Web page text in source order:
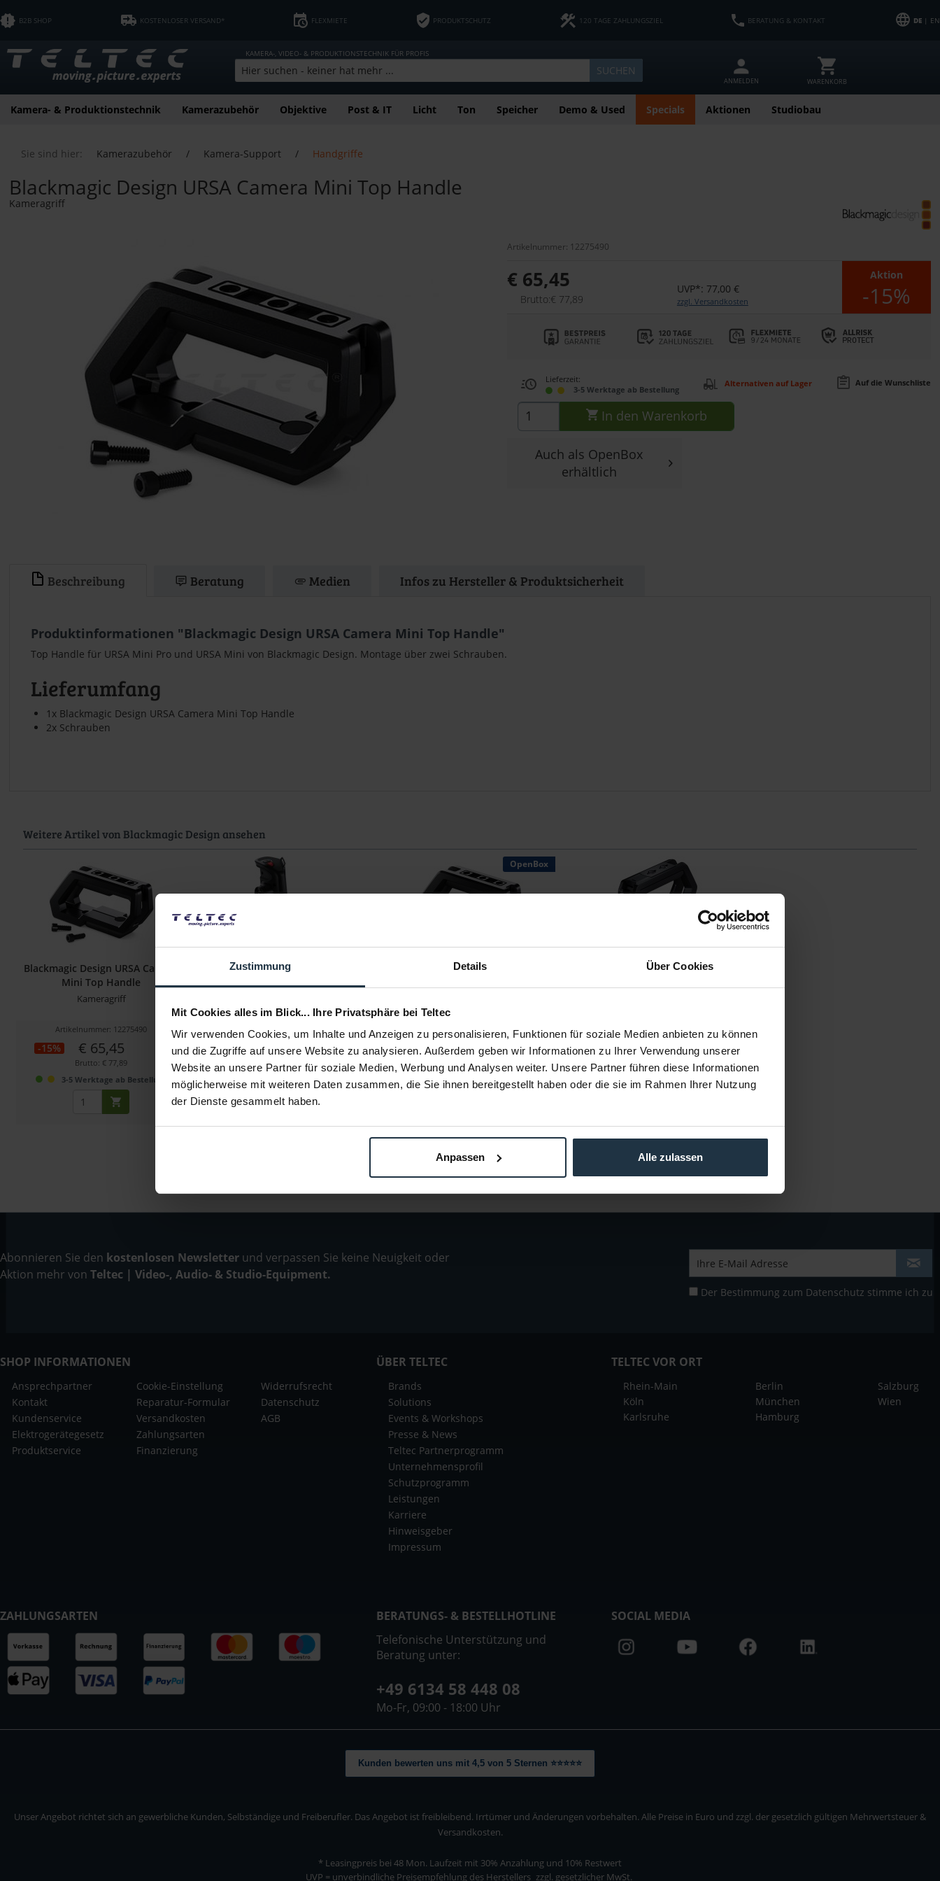
Zustimmung Details Über Cookies
Mit Cookies alles im Blick... Ihre Privatsphäre bei Teltec
Wir verwenden Cookies, um Inhalte und Anzeigen zu personalisieren, Funktionen für soziale Medien anbieten zu können
und die Zugriffe auf unsere Website zu analysieren. Außerdem geben wir Informationen zu Ihrer Verwendung unserer
Website an unsere Partner für soziale Medien, Werbung und Analysen weiter. Unsere Partner führen diese Informationen
möglicherweise mit weiteren Daten zusammen, die Sie ihnen bereitgestellt haben oder die sie im Rahmen Ihrer Nutzung
der Dienste gesammelt haben.
Anpassen Alle zulassen
B2B SHOP KOSTENLOSER VERSAND* FLEXMIETE PRODUKTSCHUTZ 120 TAGE ZAHLUNGSZIEL BERATUNG & KONTAKT DE| EN
KAMERA-, VIDEO- & PRODUKTIONSTECHNIK FÜR PROFIS
SUCHEN
ANMELDEN WARENKORB
Kamera- & Produktionstechnik Kamerazubehör Objektive Post & IT Licht Ton Speicher Demo & Used Specials Aktionen Studiobau
Sie sind hier: Kamerazubehör / Kamera-Support / Handgriffe
Blackmagic Design URSA Camera Mini Top Handle
Kameragriff
Artikelnummer: 12275490
€ 65,45
Brutto:€ 77,89
UVP*: 77,00 €
zzgl. Versandkosten
Aktion
-15%
Lieferzeit:
3-5 Werktage ab Bestellung
Alternativen auf Lager Auf die Wunschliste
In den Warenkorb
Auch als OpenBox
erhältlich
Beschreibung Beratung Medien Infos zu Hersteller & Produktsicherheit
Produktinformationen "Blackmagic Design URSA Camera Mini Top Handle"
Top Handle für URSA Mini Pro und URSA Mini von Blackmagic Design. Montage über zwei Schrauben.
Lieferumfang
1x Blackmagic Design URSA Camera Mini Top Handle
2x Schrauben
Weitere Artikel von Blackmagic Design ansehen
Blackmagic Design URSA Camera
Mini Top Handle
Kameragriff
Artikelnummer: 12275490
-15% € 65,45
Brutto: € 77,89
3-5 Werktage ab Bestellung
Blackmagic Design Handgriff für
350mm & 180mm
Artikelnummer: 12272755
-15% € 152,15
Brutto: € 181,06
3-5 Werktage ab Bestellung
OpenBox
Blackmagic Design URSA Camera
Artikelnummer: 12302284
-27% € 62,18
Brutto: € 73,99
sofort ab Lager
Blackmagic Design URSA Cine
Artikelnummer: 12326920
-15% € 169,15
Brutto: € 201,29
3-5 Werktage ab Bestellung
Abonnieren Sie den kostenlosen Newsletter und verpassen Sie keine Neuigkeit oder
Aktion mehr von Teltec | Video-, Audio- & Studio-Equipment.
Der Bestimmung zum Datenschutz stimme ich zu
SHOP INFORMATIONEN
Ansprechpartner
Kontakt
Kundenservice
Elektrogerätegesetz
Produktservice
Cookie-Einstellung
Reparatur-Formular
Versandkosten
Zahlungsarten
Finanzierung
Widerrufsrecht
Datenschutz
AGB
ÜBER TELTEC
Brands
Solutions
Events & Workshops
Presse & News
Teltec Partnerprogramm
Unternehmensprofil
Schutzprogramm
Leistungen
Karriere
Hinweisgeber
Impressum
TELTEC VOR ORT
Rhein-Main
Köln
Karlsruhe
Berlin
München
Hamburg
Salzburg
Wien
ZAHLUNGSARTEN
BERATUNGS- & BESTELLHOTLINE
Telefonische Unterstützung und
Beratung unter:
+49 6134 58 448 08
Mo-Fr, 09:00 - 18:00 Uhr
SOCIAL MEDIA
Kunden bewerten uns mit 4,5 von 5 Sternen ⭐⭐⭐⭐⭐
Unser Angebot richtet sich an gewerbliche Kunden, Selbständige und Freiberufler. Das Angebot ist freibleibend. Irrtümer und Änderungen vorbehalten. Alle Preise in Euro und zzgl. der gesetzlich gültigen Mehrwertsteuer &
Versandkosten.
* Leasingpreis bei 48 Mon. Laufzeit mit 30% Anzahlung und 10% Restwert
UVP = unverbindliche Preisempfehlung des Herstellers zzgl. gesetzlicher MwSt.